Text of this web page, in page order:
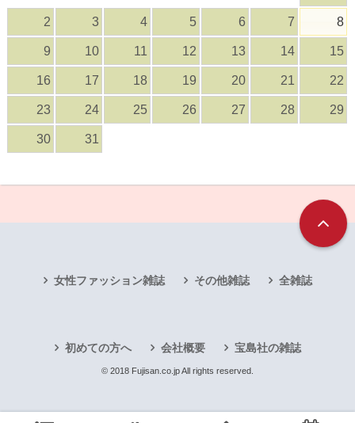
2 3 4 5 6 7 8
9 10 11 12 13 14 15
16 17 18 19 20 21 22
23 24 25 26 27 28 29
30 31
女性ファッション雑誌 その他雑誌 全雑誌
初めての方へ 会社概要 宝島社の雑誌
© 2018 Fujisan.co.jp All rights reserved.